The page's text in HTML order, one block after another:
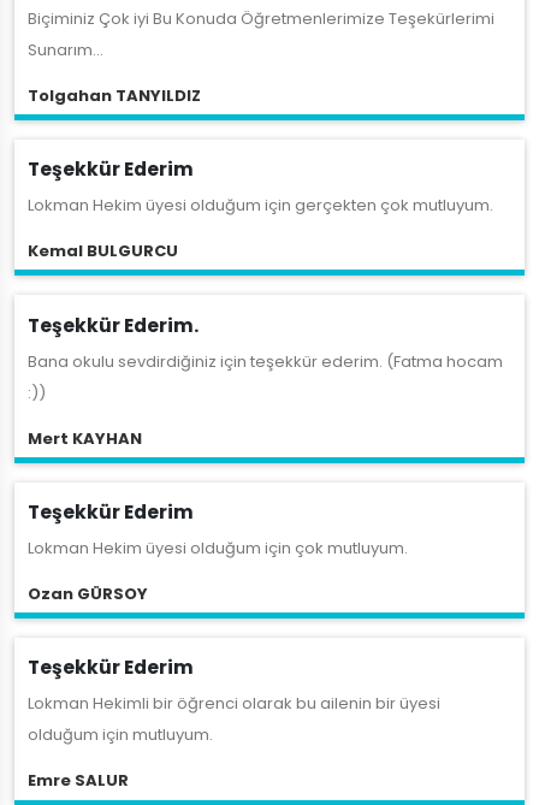
Biçiminiz Çok iyi Bu Konuda Öğretmenlerimize Teşekürlerimi
Sunarım...
Tolgahan TANYILDIZ
Teşekkür Ederim
Lokman Hekim üyesi olduğum için gerçekten çok mutluyum.
Kemal BULGURCU
Teşekkür Ederim.
Bana okulu sevdirdiğiniz için teşekkür ederim. (Fatma hocam
:))
Mert KAYHAN
Teşekkür Ederim
Lokman Hekim üyesi olduğum için çok mutluyum.
Ozan GÜRSOY
Teşekkür Ederim
Lokman Hekimli bir öğrenci olarak bu ailenin bir üyesi
olduğum için mutluyum.
Emre SALUR